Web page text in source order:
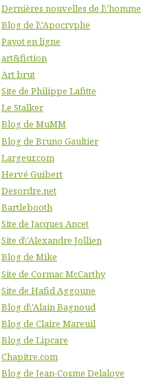
Dernières nouvelles de l\'homme
Blog de l\'Apocryphe
Payot en ligne
art&fiction
Art brut
Site de Philippe Lafitte
Le Stalker
Blog de MuMM
Blog de Bruno Gaultier
Largeur.com
Hervé Guibert
Desordre.net
Bartlebooth
Site de Jacques Ancet
Site d\'Alexandre Jollien
Blog de Mike
Site de Cormac McCarthy
Site de Hafid Aggoune
Blog d\'Alain Bagnoud
Blog de Claire Mareuil
Blog de Lipcare
Chapitre.com
Blog de Jean-Cosme Delaloye